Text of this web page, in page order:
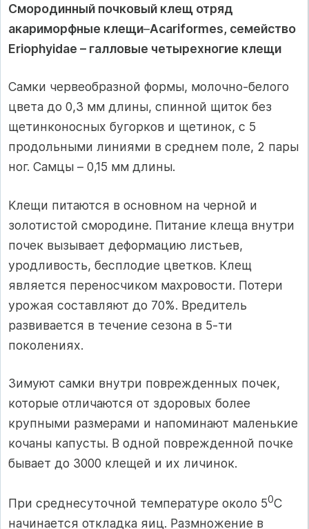
Смородинный почковый клещ отряд
акариморфные клещи–Acarifоrmes, семейство
Eriophyidae – галловые четырехногие клещи
Самки червеобразной формы, молочно-белого
цвета до 0,3 мм длины, спинной щиток без
щетинконосных бугорков и щетинок, с 5
продольными линиями в среднем поле, 2 пары
ног. Самцы – 0,15 мм длины.
Клещи питаются в основном на черной и
золотистой смородине. Питание клеща внутри
почек вызывает деформацию листьев,
уродливость, бесплодие цветков. Клещ
является переносчиком махровости. Потери
урожая составляют до 70%. Вредитель
развивается в течение сезона в 5-ти
поколениях.
Зимуют самки внутри поврежденных почек,
которые отличаются от здоровых более
крупными размерами и напоминают маленькие
кочаны капусты. В одной поврежденной почке
бывает до 3000 клещей и их личинок.
При среднесуточной температуре около 50С
начинается откладка яиц. Размножение в